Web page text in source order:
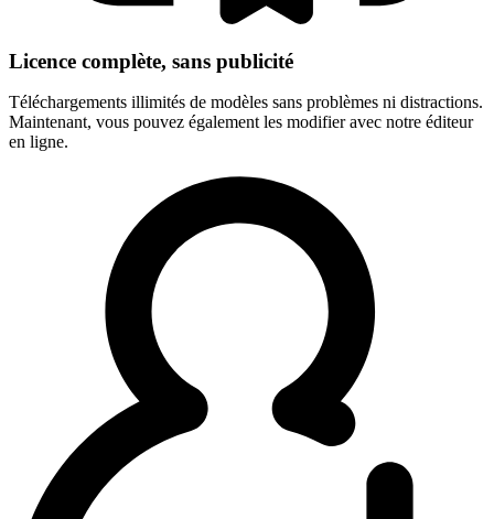
Licence complète, sans publicité
Téléchargements illimités de modèles sans problèmes ni distractions.
Maintenant, vous pouvez également les modifier avec notre éditeur
en ligne.